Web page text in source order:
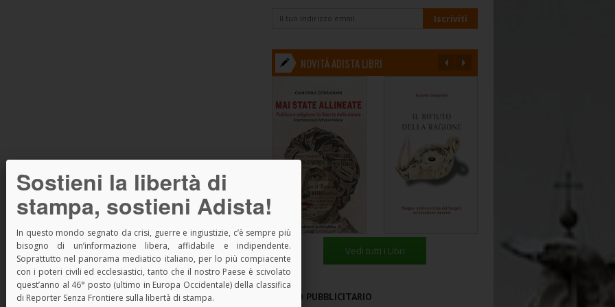
NOVITÀ ADISTA LIBRI
Vedi tutti i Libri
SPAZIO PUBBLICITARIO
Sostieni la libertà di
stampa, sostieni Adista!
In questo mondo segnato da crisi, guerre e ingiustizie, c’è sempre più
bisogno di un’informazione libera, affidabile e indipendente.
Soprattutto nel panorama mediatico italiano, per lo più compiacente
con i poteri civili ed ecclesiastici, tanto che il nostro Paese è scivolato
quest’anno al 46° posto (ultimo in Europa Occidentale) della classifica
di Reporter Senza Frontiere sulla libertà di stampa.